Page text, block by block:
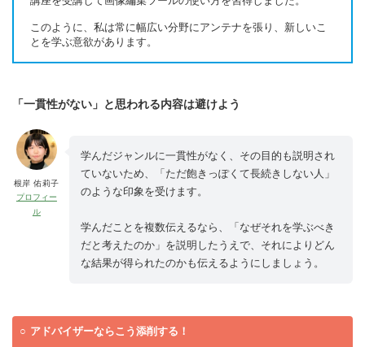
このように、私は常に幅広い分野にアンテナを張り、新しいこ
とを学ぶ意欲があります。
「一貫性がない」と思われる内容は避けよう
根岸 佑莉子
プロフィー
ル
学んだジャンルに一貫性がなく、その目的も説明され
ていないため、「ただ飽きっぽくて長続きしない人」
のような印象を受けます。
学んだことを複数伝えるなら、「なぜそれを学ぶべき
だと考えたのか」を説明したうえで、それによりどん
な結果が得られたのかも伝えるようにしましょう。
アドバイザーならこう添削する！